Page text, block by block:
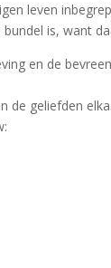
leven
is, want
en de
geliefden